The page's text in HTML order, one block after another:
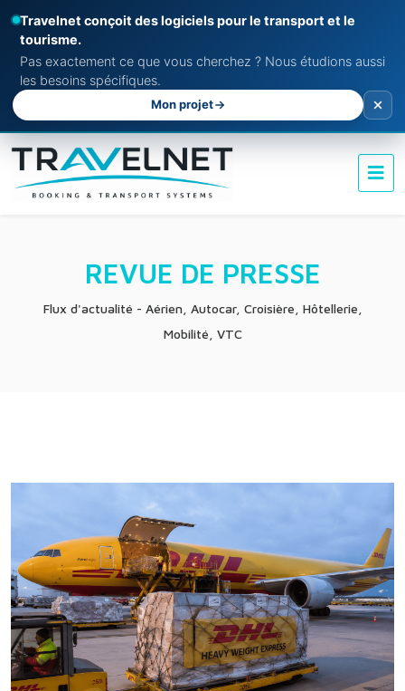
Travelnet conçoit des logiciels pour le transport et le
tourisme.
Pas exactement ce que vous cherchez ? Nous étudions aussi
les besoins spécifiques.
Mon projet
REVUE DE PRESSE
Flux d'actualité - Aérien, Autocar, Croisière, Hôtellerie,
Mobilité, VTC